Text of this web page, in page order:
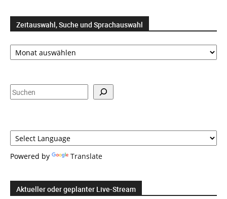
Zeitauswahl, Suche und Sprachauswahl
Zeitauswahl,
Suche
Suchen
Powered by Translate
Aktueller oder geplanter Live-Stream